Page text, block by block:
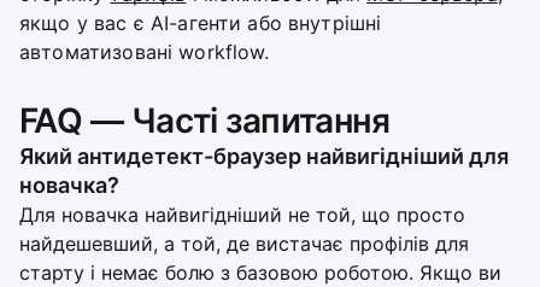
якщо у вас є AI-агенти або внутрішні
автоматизовані workflow.
FAQ — Часті запитання
Який антидетект-браузер найвигідніший для
новачка?
Для новачка найвигідніший не той, що просто
найдешевший, а той, де вистачає профілів для
старту і немає болю з базовою роботою. Якщо ви